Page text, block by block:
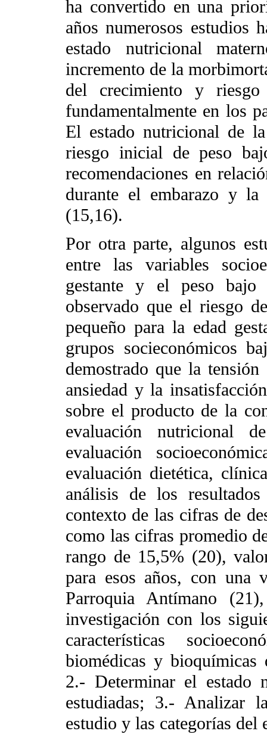
ha convertido en una
años numerosos estudios
estado nutricional
incremento de la
del crecimiento y
fundamentalmente en los
El estado nutricional de
riesgo inicial de peso
recomendaciones en
durante el embarazo y la
(15,16).
Por otra parte, algunos
entre las variables
gestante y el peso
observado que el riesgo
pequeño para la edad
grupos socieconómicos
demostrado que la
ansiedad y la
sobre el producto de la
evaluación nutricional
evaluación
evaluación dietética,
análisis de los
contexto de las cifras de
como las cifras promedio
rango de 15,5% (20),
para esos años, con una
Parroquia Antímano
investigación con los
características
biomédicas y bioquímicas
2.- Determinar el estado
estudiadas; 3.- Analizar
estudio y las categorías del